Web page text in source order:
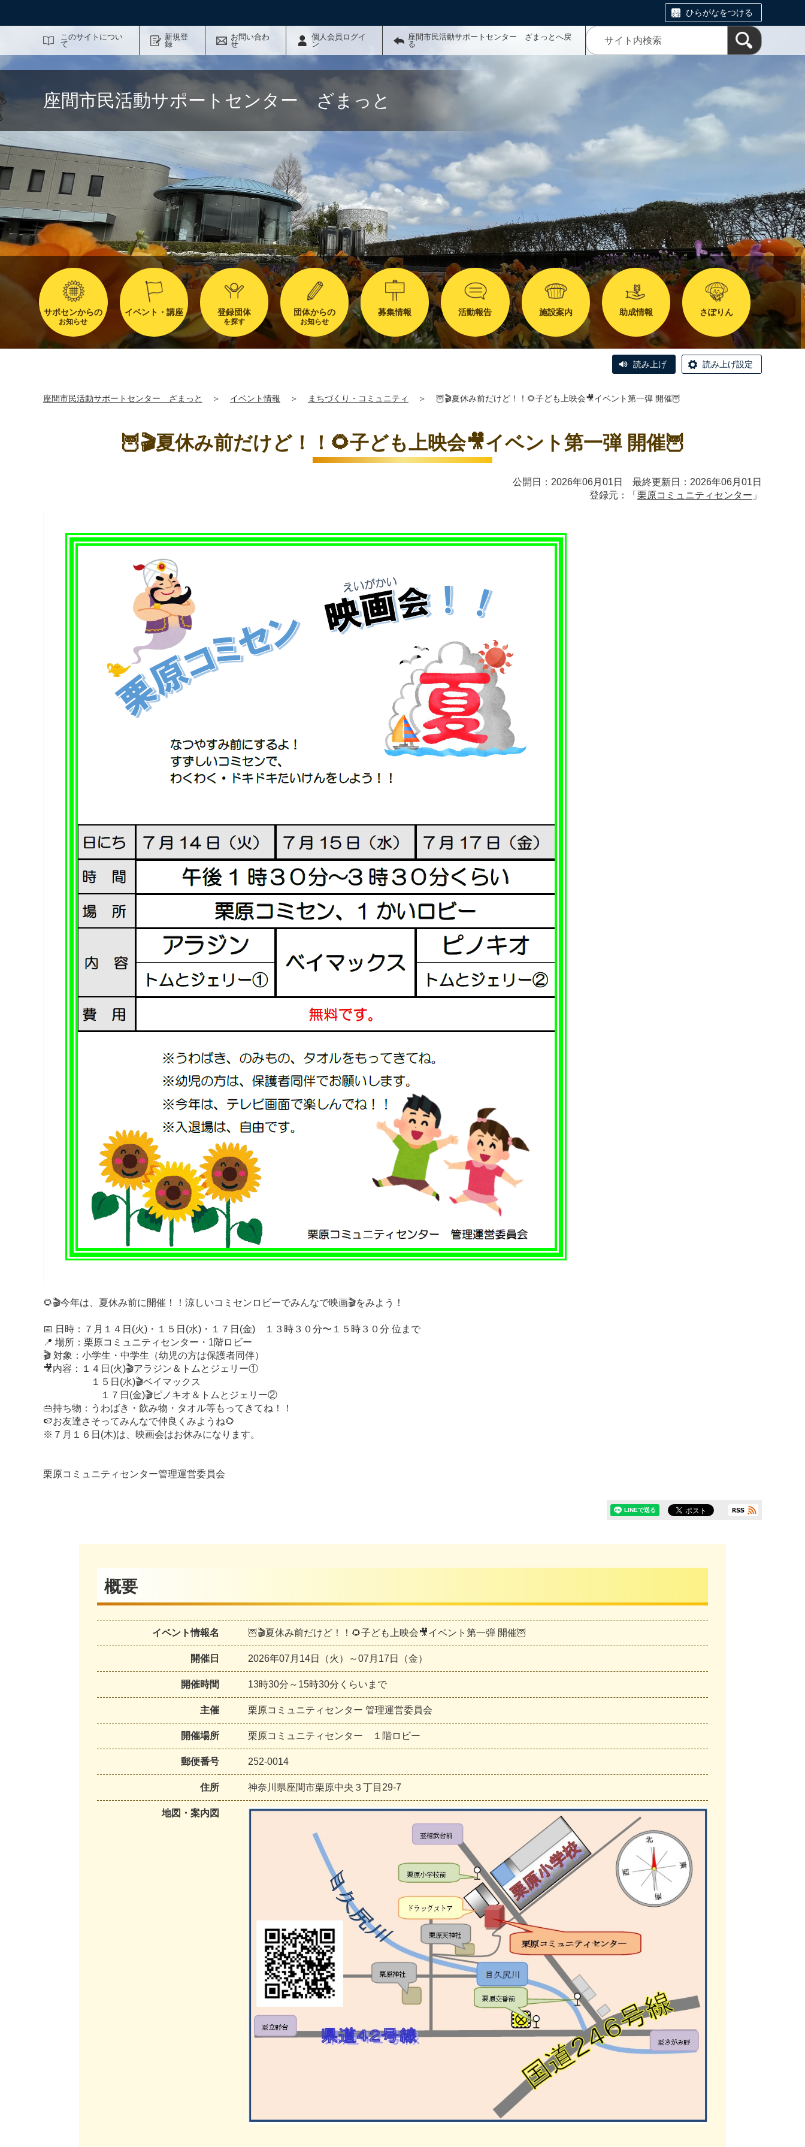
ひらがなをつける
このサイトについ
て
新規登
録
お問い合わ
せ
個人会員ログイ
ン
座間市民活動サポートセンター ざまっとへ戻
る
座間市民活動サポートセンター ざまっと
サポセンからの
お知らせ
イベント・講座 登録団体
を探す
団体からの
お知らせ
募集情報 活動報告 施設案内 助成情報 さぽりん
読み上げ 読み上げ設定
座間市民活動サポートセンター ざまっと ＞ イベント情報 ＞ まちづくり・コミュニティ ＞ 🦉🎬夏休み前だけど！！🌻子ども上映会🎥イベント第一弾 開催🦉
🦉🎬夏休み前だけど！！🌻子ども上映会🎥イベント第一弾 開催🦉
公開日：2026年06月01日 最終更新日：2026年06月01日
登録元：「 栗原コミュニティセンター 」
🌻🎬今年は、夏休み前に開催！！涼しいコミセンロビーでみんなで映画🎬をみよう！
📅 日時：７月１４日(火)・１５日(水)・１７日(金) １３時３０分〜１５時３０分 位まで
📍 場所：栗原コミュニティセンター・1階ロビー
🎬 対象：小学生・中学生（幼児の方は保護者同伴）
🎥内容：１４日(火)🎬アラジン＆トムとジェリー①
１５日(水)🎬ベイマックス
１７日(金)🎬ピノキオ＆トムとジェリー②
👜持ち物：うわばき・飲み物・タオル等もってきてね！！
🍉お友達さそってみんなで仲良くみようね🌻
※７月１６日(木)は、映画会はお休みになります。
栗原コミュニティセンター管理運営委員会
概要
イベント情報名 🦉🎬夏休み前だけど！！🌻子ども上映会🎥イベント第一弾 開催🦉
開催日 2026年07月14日（火）～07月17日（金）
開催時間 13時30分～15時30分くらいまで
主催 栗原コミュニティセンター 管理運営委員会
開催場所 栗原コミュニティセンター １階ロビー
郵便番号 252-0014
住所 神奈川県座間市栗原中央３丁目29-7
地図・案内図